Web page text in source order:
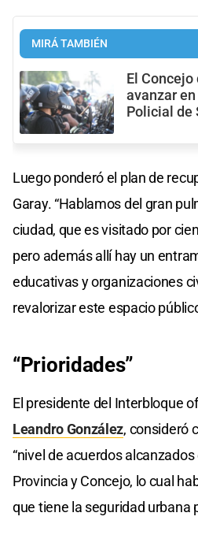
MIRÁ TAMBIÉN
El Concejo
avanzar
Policial de
Luego ponderó el plan de
Garay. “Hablamos del gran
ciudad, que es visitado por
pero además allí hay un
educativas y organizaciones
revalorizar este espacio
“Prioridades”
El presidente del Interbloque
Leandro González, consideró
“nivel de acuerdos
Provincia y Concejo, lo cual
que tiene la seguridad urbana